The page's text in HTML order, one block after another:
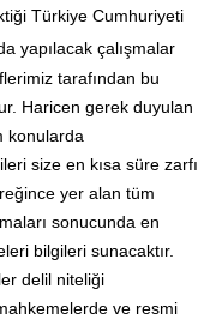
Türkiye Cumhuriyeti
yapılacak çalışmalar
tarafından bu
Haricen gerek duyulan
konularda
size en kısa süre zarfı
yer alan tüm
sonucunda en
bilgileri sunacaktır.
delil niteliği
ve resmi